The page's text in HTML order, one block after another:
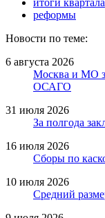
реформы
Новости по теме:
6 августа 2026
Москва и МО
ОСАГО
31 июля 2026
За полгода
16 июля 2026
Сборы по
10 июля 2026
Средний